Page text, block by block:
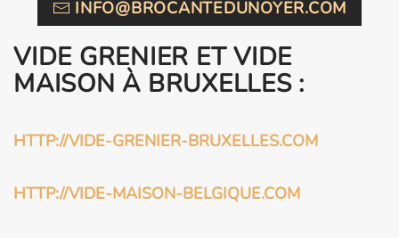
INFO@BROCANTEDUNOYER.COM
VIDE GRENIER ET VIDE
MAISON À BRUXELLES :
HTTP://VIDE-GRENIER-BRUXELLES.COM
HTTP://VIDE-MAISON-BELGIQUE.COM